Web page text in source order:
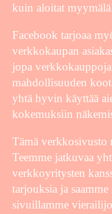
kuin aloitat
Facebook tarjoaa
verkkokaupan
jopa
mahdollisuuden
yhtä hyvin käyttää
kokemuksiin
Tämä verkkosivusto
Teemme jatkuvaa
verkkoyritysten
tarjouksia ja
sivuillamme